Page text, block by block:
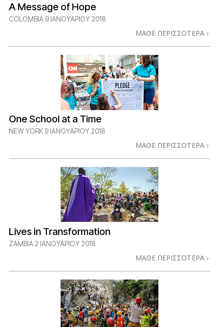
A Message of Hope
COLOMBIA 9 ΙΑΝΟΥΑΡΙΟΥ 2018
ΜΑΘΕ ΠΕΡΙΣΣΟΤΕΡΑ
One School at a Time
NEW YORK 9 ΙΑΝΟΥΑΡΙΟΥ 2018
ΜΑΘΕ ΠΕΡΙΣΣΟΤΕΡΑ
Lives in Transformation
ZAMBIA 2 ΙΑΝΟΥΑΡΙΟΥ 2018
ΜΑΘΕ ΠΕΡΙΣΣΟΤΕΡΑ